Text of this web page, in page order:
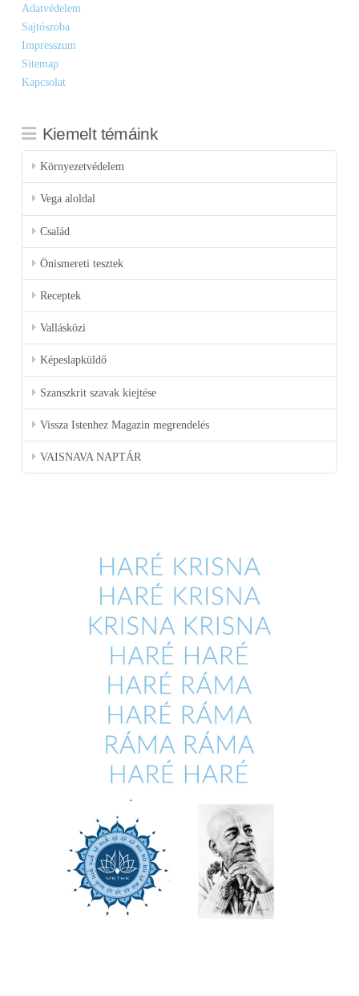
Adatvédelem
Sajtószoba
Impresszum
Sitemap
Kapcsolat
Kiemelt témáink
Környezetvédelem
Vega aloldal
Család
Önismereti tesztek
Receptek
Vallásközi
Képeslapküldő
Szanszkrit szavak kiejtése
Vissza Istenhez Magazin megrendelés
VAISNAVA NAPTÁR